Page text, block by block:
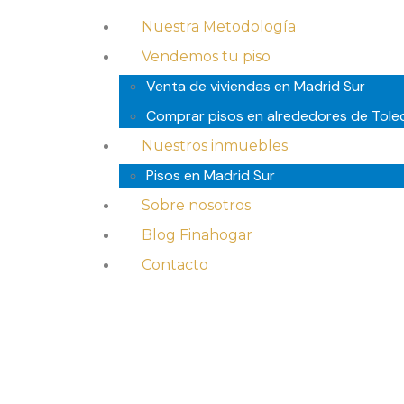
Nuestra Metodología
Vendemos tu piso
Venta de viviendas en Madrid Sur
Comprar pisos en alrededores de
Nuestros inmuebles
Pisos en Madrid Sur
Sobre nosotros
Blog Finahogar
Contacto